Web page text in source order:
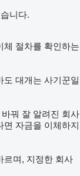
니다.
체 절차를 확인하는
도 대개는 사기꾼일
꿔 잘 알려진 회사
면 자금을 이체하지
르며, 지정한 회사